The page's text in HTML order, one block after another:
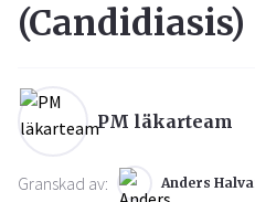
(Candidiasis)
PM läkarteam
Granskad av: Anders